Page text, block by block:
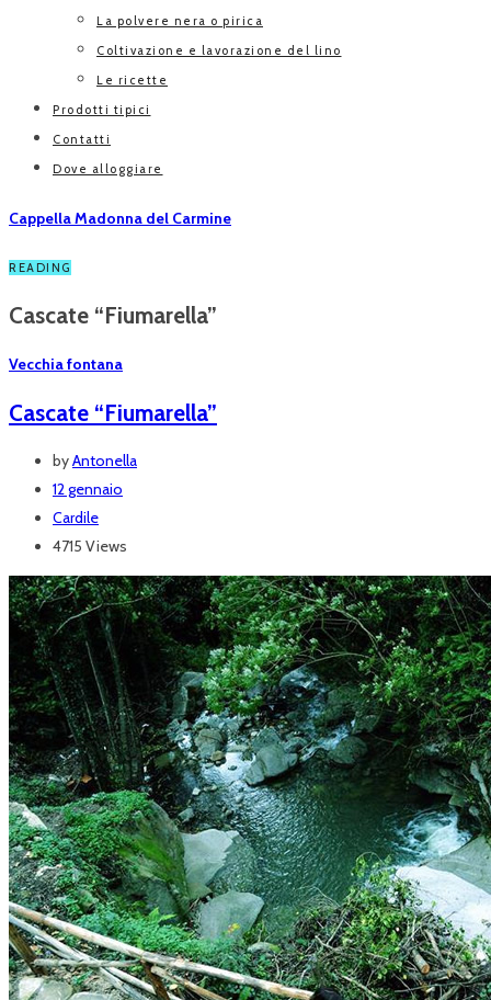
La polvere nera o pirica
Coltivazione e lavorazione del lino
Le ricette
Prodotti tipici
Contatti
Dove alloggiare
Cappella Madonna del Carmine
READING
Cascate “Fiumarella”
Vecchia fontana
Cascate “Fiumarella”
byAntonella
12 gennaio
Cardile
4715 Views